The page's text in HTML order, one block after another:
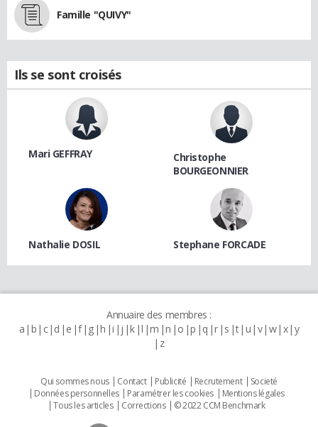
Famille "QUIVY"
Ils se sont croisés
Mari GEFFRAY
Christophe
BOURGEONNIER
Nathalie DOSIL Stephane FORCADE
Annuaire des membres :
a b c d e f g h i j k l m n o p q r s t u v w x y
z
Qui sommes nous Contact Publicité Recrutement
Societé
Données personnelles
Paramétrer les cookies
Mentions légales
Tous les articles
Corrections © 2022 CCM Benchmark